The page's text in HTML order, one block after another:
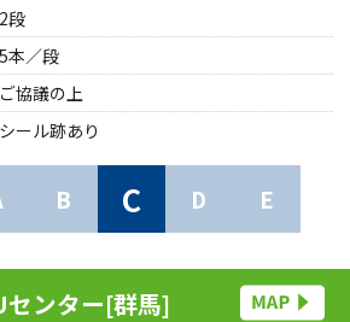
2段
5本／段
ご協議の上
シール跡あり
B C D E
センター[群馬]